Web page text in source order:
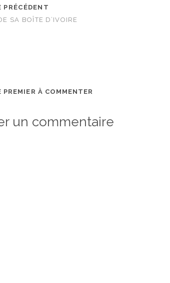
PRÉCÉDENT
SA BOÎTE D’IVOIRE
PREMIER À COMMENTER
un commentaire